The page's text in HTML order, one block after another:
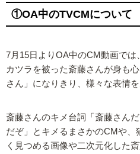
①OA中のTVCMについて
7月15日よりOA中のCM動画で
カツラを被った斎藤さんが身も
さん」になりきり、様々な表情を
斎藤さんのキメ台詞「斎藤さん
だぞ」とキメるまさかのCMや、
く見つめる画像や二次元化した